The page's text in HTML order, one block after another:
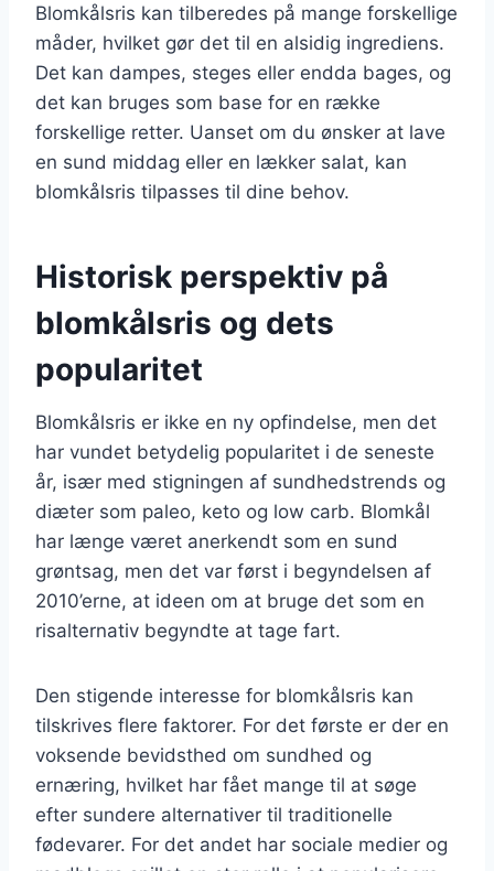
Blomkålsris kan tilberedes på mange forskellige
måder, hvilket gør det til en alsidig ingrediens.
Det kan dampes, steges eller endda bages, og
det kan bruges som base for en række
forskellige retter. Uanset om du ønsker at lave
en sund middag eller en lækker salat, kan
blomkålsris tilpasses til dine behov.
Historisk perspektiv på
blomkålsris og dets
popularitet
Blomkålsris er ikke en ny opfindelse, men det
har vundet betydelig popularitet i de seneste
år, især med stigningen af sundhedstrends og
diæter som paleo, keto og low carb. Blomkål
har længe været anerkendt som en sund
grøntsag, men det var først i begyndelsen af
2010’erne, at ideen om at bruge det som en
risalternativ begyndte at tage fart.
Den stigende interesse for blomkålsris kan
tilskrives flere faktorer. For det første er der en
voksende bevidsthed om sundhed og
ernæring, hvilket har fået mange til at søge
efter sundere alternativer til traditionelle
fødevarer. For det andet har sociale medier og